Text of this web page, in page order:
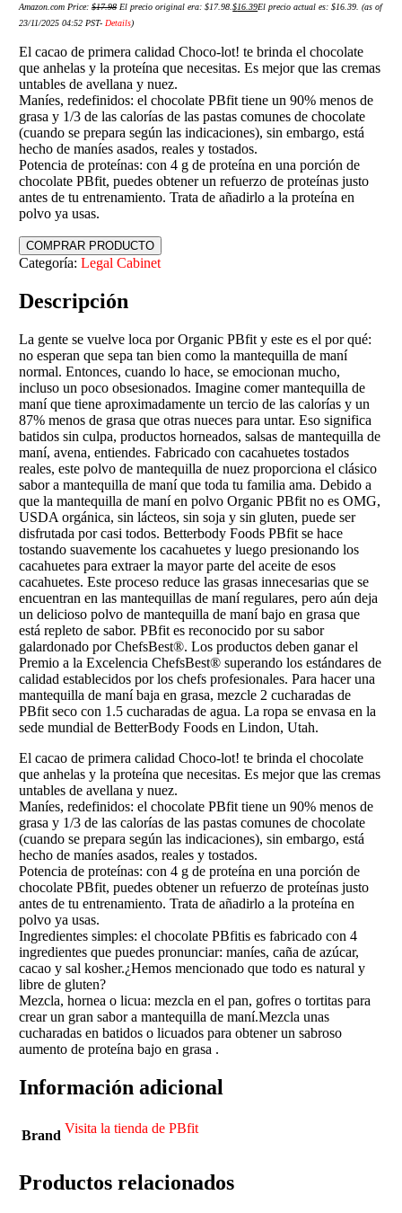
Amazon.com Price:$17.98 El precio original era: $17.98.$16.39El precio actual es: $16.39. (as of
23/11/2025 04:52 PST- Details)
El cacao de primera calidad Choco-lot! te brinda el chocolate
que anhelas y la proteína que necesitas. Es mejor que las cremas
untables de avellana y nuez.
Maníes, redefinidos: el chocolate PBfit tiene un 90% menos de
grasa y 1/3 de las calorías de las pastas comunes de chocolate
(cuando se prepara según las indicaciones), sin embargo, está
hecho de maníes asados, reales y tostados.
Potencia de proteínas: con 4 g de proteína en una porción de
chocolate PBfit, puedes obtener un refuerzo de proteínas justo
antes de tu entrenamiento. Trata de añadirlo a la proteína en
polvo ya usas.
COMPRAR PRODUCTO
Categoría:Legal Cabinet
Descripción
La gente se vuelve loca por Organic PBfit y este es el por qué:
no esperan que sepa tan bien como la mantequilla de maní
normal. Entonces, cuando lo hace, se emocionan mucho,
incluso un poco obsesionados. Imagine comer mantequilla de
maní que tiene aproximadamente un tercio de las calorías y un
87% menos de grasa que otras nueces para untar. Eso significa
batidos sin culpa, productos horneados, salsas de mantequilla de
maní, avena, entiendes. Fabricado con cacahuetes tostados
reales, este polvo de mantequilla de nuez proporciona el clásico
sabor a mantequilla de maní que toda tu familia ama. Debido a
que la mantequilla de maní en polvo Organic PBfit no es OMG,
USDA orgánica, sin lácteos, sin soja y sin gluten, puede ser
disfrutada por casi todos. Betterbody Foods PBfit se hace
tostando suavemente los cacahuetes y luego presionando los
cacahuetes para extraer la mayor parte del aceite de esos
cacahuetes. Este proceso reduce las grasas innecesarias que se
encuentran en las mantequillas de maní regulares, pero aún deja
un delicioso polvo de mantequilla de maní bajo en grasa que
está repleto de sabor. PBfit es reconocido por su sabor
galardonado por ChefsBest®. Los productos deben ganar el
Premio a la Excelencia ChefsBest® superando los estándares de
calidad establecidos por los chefs profesionales. Para hacer una
mantequilla de maní baja en grasa, mezcle 2 cucharadas de
PBfit seco con 1.5 cucharadas de agua. La ropa se envasa en la
sede mundial de BetterBody Foods en Lindon, Utah.
El cacao de primera calidad Choco-lot! te brinda el chocolate
que anhelas y la proteína que necesitas. Es mejor que las cremas
untables de avellana y nuez.
Maníes, redefinidos: el chocolate PBfit tiene un 90% menos de
grasa y 1/3 de las calorías de las pastas comunes de chocolate
(cuando se prepara según las indicaciones), sin embargo, está
hecho de maníes asados, reales y tostados.
Potencia de proteínas: con 4 g de proteína en una porción de
chocolate PBfit, puedes obtener un refuerzo de proteínas justo
antes de tu entrenamiento. Trata de añadirlo a la proteína en
polvo ya usas.
Ingredientes simples: el chocolate PBfitis es fabricado con 4
ingredientes que puedes pronunciar: maníes, caña de azúcar,
cacao y sal kosher.¿Hemos mencionado que todo es natural y
libre de gluten?
Mezcla, hornea o licua: mezcla en el pan, gofres o tortitas para
crear un gran sabor a mantequilla de maní.Mezcla unas
cucharadas en batidos o licuados para obtener un sabroso
aumento de proteína bajo en grasa .
Información adicional
Brand Visita la tienda de PBfit
Productos relacionados